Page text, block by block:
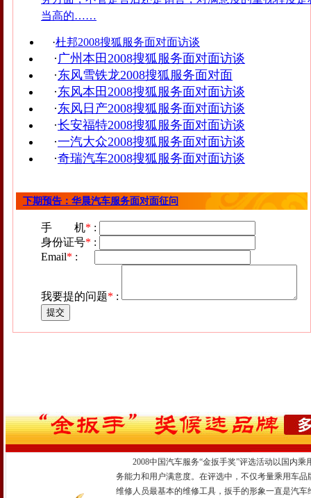
当高的……
·杜邦2008搜狐服务面对面访谈
· 广州本田2008搜狐服务面对面访谈
·东风雪铁龙2008搜狐服务面对面
·东风本田2008搜狐服务面对面访谈
·东风日产2008搜狐服务面对面访谈
·长安福特2008搜狐服务面对面访谈
·一汽大众2008搜狐服务面对面访谈
·奇瑞汽车2008搜狐服务面对面访谈
下期预告：华晨汽车服务面对面征问
手 机* :
身份证号* :
Email* :
我要提的问题* :
2008中国汽车服务“金扳手奖”评选活动以国内乘
务能力和用户满意度。在评选中，不仅考量乘用车
维修人员最基本的维修工具，扳手的形象一直是汽